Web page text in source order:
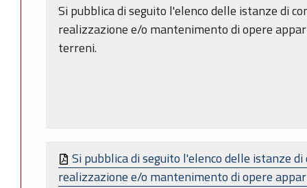
Si pubblica di seguito l'elenco delle istanze di
realizzazione e/o mantenimento di opere
terreni.
Si pubblica di seguito l'elenco delle istanze di
realizzazione e/o mantenimento di opere